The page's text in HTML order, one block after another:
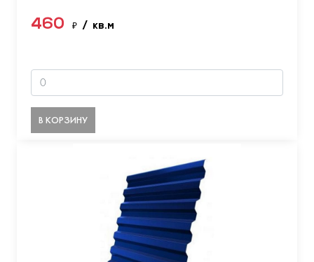
460 ₽ / кв.м
В КОРЗИНУ